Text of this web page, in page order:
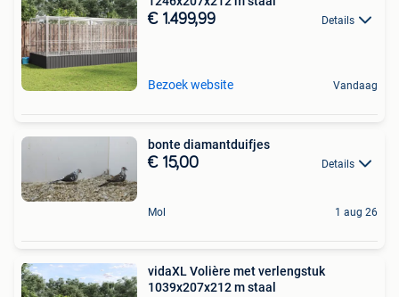
€ 1.499,99 Details
Bezoek website Vandaag
bonte diamantduifjes
€ 15,00 Details
Mol 1 aug 26
vidaXL Volière met verlengstuk
1039x207x212 m staal